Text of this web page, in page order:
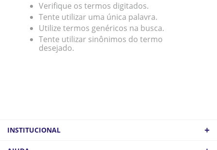
Verifique os termos digitados.
Tente utilizar uma única palavra.
Utilize termos genéricos na busca.
Tente utilizar sinônimos do termo
desejado.
INSTITUCIONAL +